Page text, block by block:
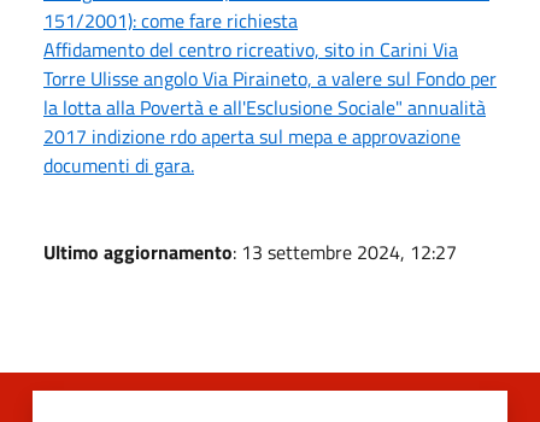
151/2001): come fare richiesta
Affidamento del centro ricreativo, sito in Carini Via
Torre Ulisse angolo Via Piraineto, a valere sul Fondo per
la lotta alla Povertà e all'Esclusione Sociale" annualità
2017 indizione rdo aperta sul mepa e approvazione
documenti di gara.
Ultimo aggiornamento: 13 settembre 2024, 12:27